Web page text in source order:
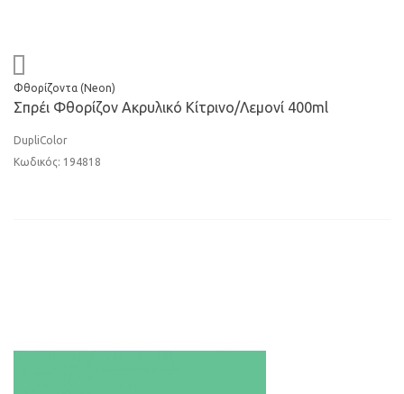
Φθορίζοντα (Neon)
Σπρέι Φθορίζον Ακρυλικό Κίτρινο/Λεμονί 400ml
DupliColor
Κωδικός: 194818